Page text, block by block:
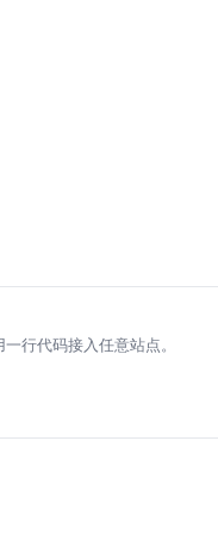
行代码接入任意站点。